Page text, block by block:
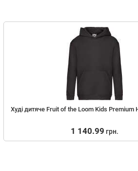
Худі дитяче Fruit of the Loom Kids Premium
1 140.99 грн.